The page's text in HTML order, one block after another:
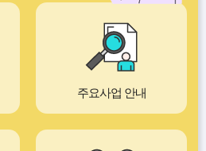
주요사업 안내